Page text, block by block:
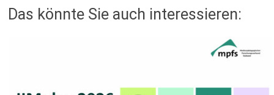
Das könnte Sie auch interessieren: